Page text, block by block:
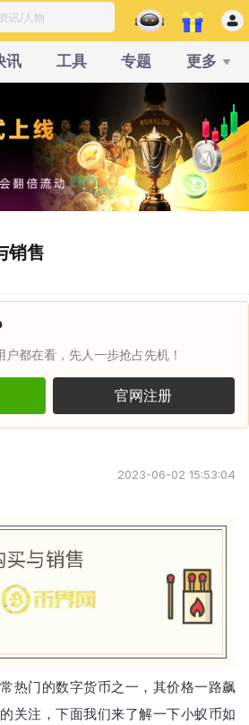
讯 工具 专题 更多
销售
都在看，先人一步抢占先机！
官网注册
2023-06-02 15:53:04
热门的数字货币之一，其价格一路飙
关注，下面我们来了解一下小蚁币如